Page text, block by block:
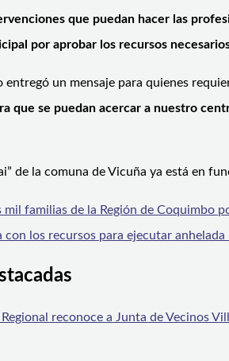
que puedan hacer las
por aprobar los recursos
un mensaje para quienes
que se puedan acercar a nuestro
de la comuna de Vicuña ya está en
mil familias de la Región de Coquimbo
los recursos para ejecutar anhelada